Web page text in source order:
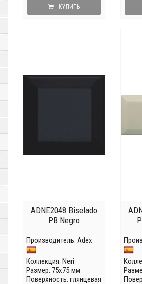
КУПИТЬ
ADNE2048 Biselado
PB Negro
Производитель: Adex
Коллекция: Neri
Размер: 75x75 мм
Поверхность: глянцевая